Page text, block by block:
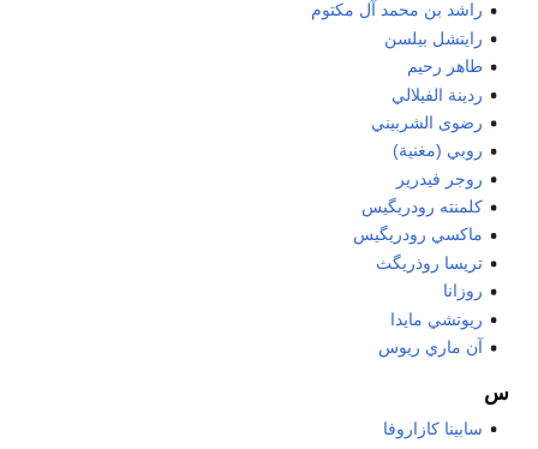
راشد بن محمد آل مكتوم
رايتشل بيلسن
طاهر رحيم
ردينة الفيلالي
رضوى الشربيني
روبي (مغنية)
روجر فيدرير
كلمنته رودريگيس
ماكسي رودريگيس
تريسا روذريگث
روزانا
ريوتشي مايدا
آن ماري ريوس
س
سابينا كازاروفا